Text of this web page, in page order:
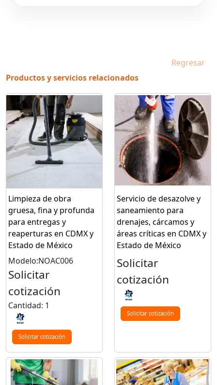
Regresar
Productos y servicios relacionados
Limpieza de obra
gruesa, fina y profunda
para entregas y
reaperturas en CDMX y
Estado de México
Modelo:NOAC006
Solicitar
cotización
Cantidad: 1
Solicitar cotización
Servicio de desazolve y
saneamiento para
drenajes, cárcamos y
áreas críticas en CDMX y
Estado de México
Solicitar
cotización
Solicitar cotización